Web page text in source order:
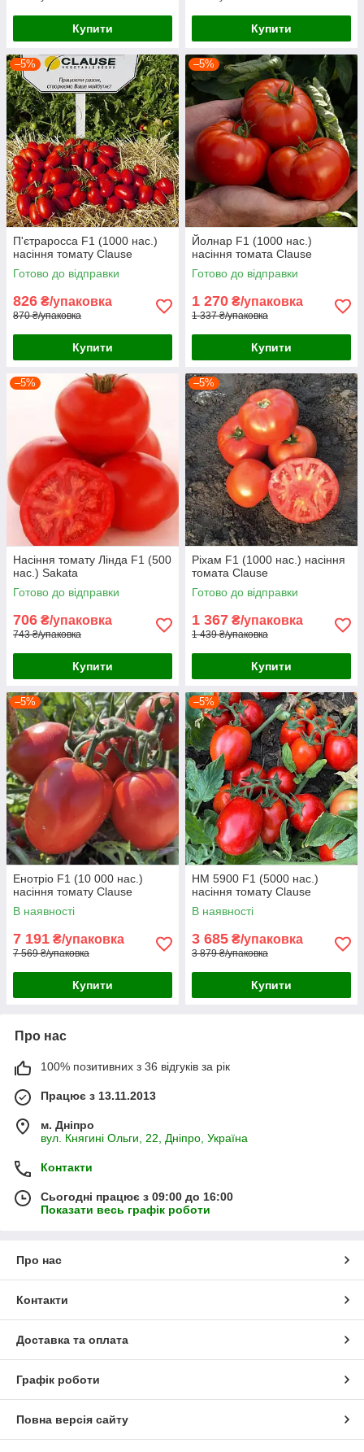
Купити Купити
–5%
П'єтраросса F1 (1000 нас.)
насіння томату Clause
Готово до відправки
826 ₴/упаковка
870 ₴/упаковка
Купити
–5%
Йолнар F1 (1000 нас.)
насіння томата Clause
Готово до відправки
1 270 ₴/упаковка
1 337 ₴/упаковка
Купити
–5%
Насіння томату Лінда F1 (500
нас.) Sakata
Готово до відправки
706 ₴/упаковка
743 ₴/упаковка
Купити
–5%
Ріхам F1 (1000 нас.) насіння
томата Clause
Готово до відправки
1 367 ₴/упаковка
1 439 ₴/упаковка
Купити
–5%
Енотріо F1 (10 000 нас.)
насіння томату Clause
В наявності
7 191 ₴/упаковка
7 569 ₴/упаковка
Купити
–5%
HM 5900 F1 (5000 нас.)
насіння томату Clause
В наявності
3 685 ₴/упаковка
3 879 ₴/упаковка
Купити
Про нас
100% позитивних з 36 відгуків за рік
Працює з 13.11.2013
м. Дніпро
вул. Княгині Ольги, 22, Дніпро, Україна
Контакти
Сьогодні працює з 09:00 до 16:00
Показати весь графік роботи
Про нас
Контакти
Доставка та оплата
Графік роботи
Повна версія сайту